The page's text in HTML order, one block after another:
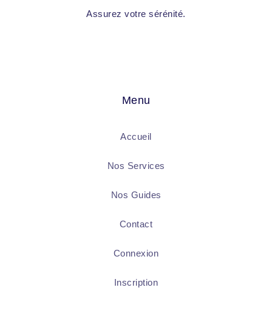
Assurez votre sérénité.
Menu
Accueil
Nos Services
Nos Guides
Contact
Connexion
Inscription